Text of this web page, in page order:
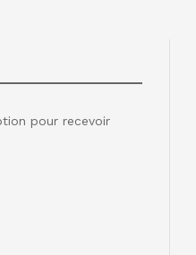
pour recevoir